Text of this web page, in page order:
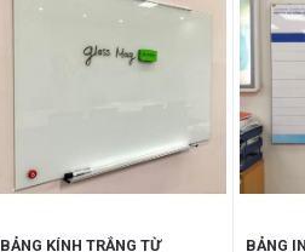
BẢNG KÍNH TRẮNG TỪ
BẢNG